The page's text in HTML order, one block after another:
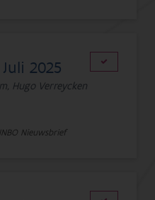
2025
Hugo Verreycken
INBO Nieuwsbrief